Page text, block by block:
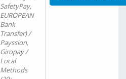
SafetyPay,
EUROPEAN
Bank
Transfer) /
Payssion,
Giropay /
Local
Methods